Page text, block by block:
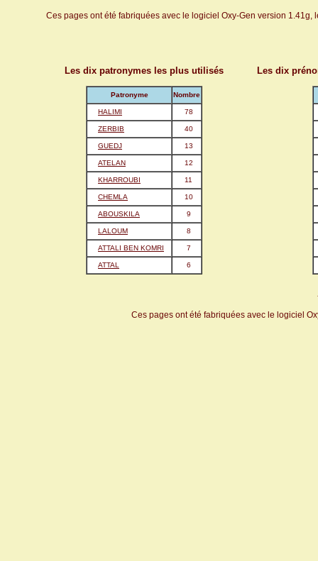
Ces pages ont été fabriquées avec le logiciel Oxy-Gen version 1.41g,
Les dix patronymes les plus utilisés
Patronyme Nombre
HALIMI 78
ZERBIB 40
GUEDJ 13
ATELAN 12
KHARROUBI 11
CHEMLA 10
ABOUSKILA 9
LALOUM 8
ATTALI BEN KOMRI 7
ATTAL 6
Les dix
Ces pages ont été fabriquées avec le logiciel